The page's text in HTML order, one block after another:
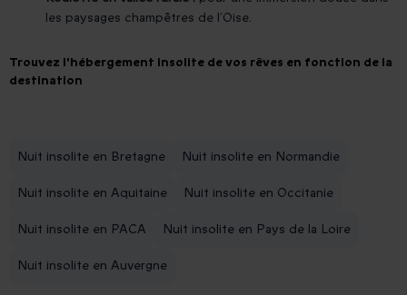
les paysages champêtres de l’Oise.
Trouvez l'hébergement insolite de vos rêves en fonction de la
destination
Nuit insolite en Bretagne Nuit insolite en Normandie
Nuit insolite en Aquitaine Nuit insolite en Occitanie
Nuit insolite en PACA Nuit insolite en Pays de la Loire
Nuit insolite en Auvergne